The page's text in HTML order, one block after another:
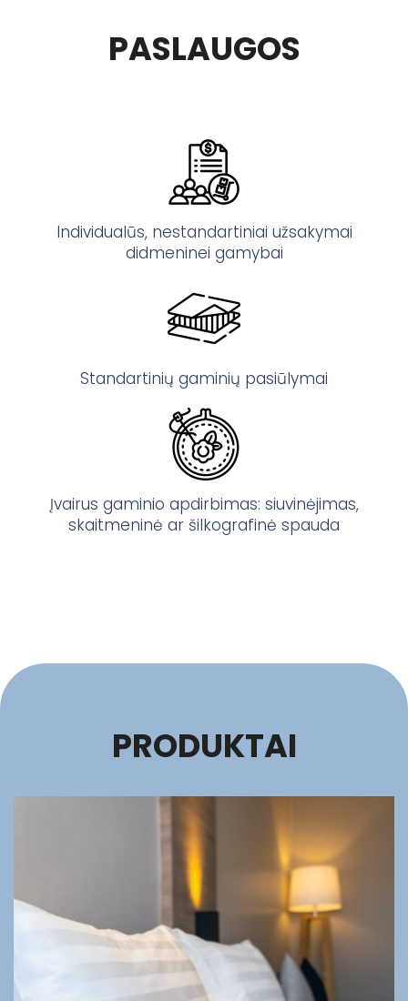
PASLAUGOS
Individualūs, nestandartiniai užsakymai
didmeninei gamybai
Standartinių gaminių pasiūlymai
Įvairus gaminio apdirbimas: siuvinėjimas,
skaitmeninė ar šilkografinė spauda
PRODUKTAI